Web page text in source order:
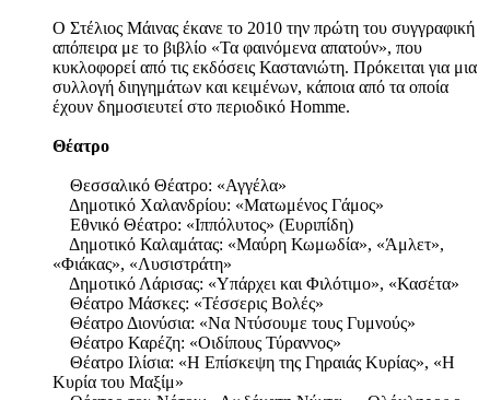
Ο Στέλιος Μάινας έκανε το 2010 την πρώτη του συγγραφική
απόπειρα με το βιβλίο «Τα φαινόμενα απατούν», που
κυκλοφορεί από τις εκδόσεις Καστανιώτη. Πρόκειται για μια
συλλογή διηγημάτων και κειμένων, κάποια από τα οποία
έχουν δημοσιευτεί στο περιοδικό Homme.
Θέατρο
Θεσσαλικό Θέατρο: «Αγγέλα»
Δημοτικό Χαλανδρίου: «Ματωμένος Γάμος»
Εθνικό Θέατρο: «Ιππόλυτος» (Ευριπίδη)
Δημοτικό Καλαμάτας: «Μαύρη Κωμωδία», «Άμλετ»,
«Φιάκας», «Λυσιστράτη»
Δημοτικό Λάρισας: «Υπάρχει και Φιλότιμο», «Κασέτα»
Θέατρο Μάσκες: «Τέσσερις Βολές»
Θέατρο Διονύσια: «Να Ντύσουμε τους Γυμνούς»
Θέατρο Καρέζη: «Οιδίπους Τύραννος»
Θέατρο Ιλίσια: «Η Επίσκεψη της Γηραιάς Κυρίας», «Η
Κυρία του Μαξίμ»